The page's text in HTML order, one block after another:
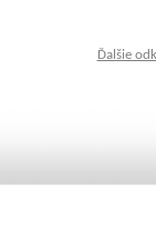
Ďalšie